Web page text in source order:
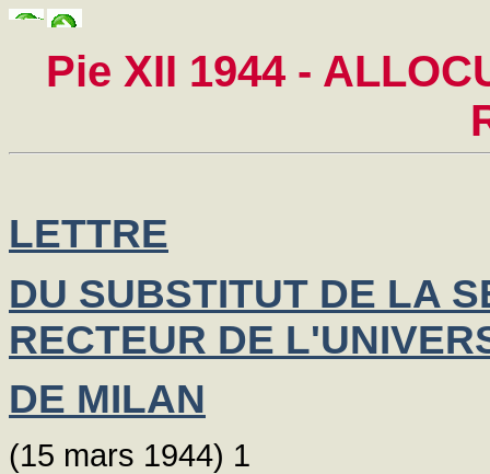
Pie XII 1944 -
LETTRE
DU SUBSTITUT DE LA
RECTEUR DE
DE MILAN
(15 mars 1944) 1